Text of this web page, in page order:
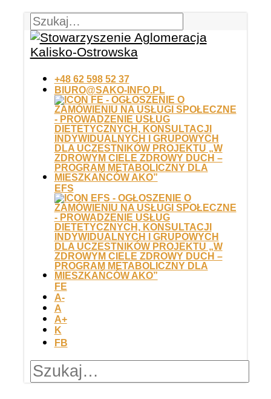
+48 62 598 52 37
BIURO@SAKO-INFO.PL
EFS
FE
A-
A
A+
K
FB